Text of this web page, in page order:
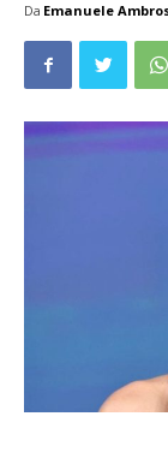
Da Emanuele